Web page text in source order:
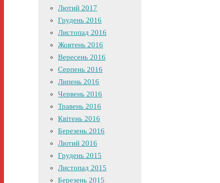
Лютий 2017
Грудень 2016
Листопад 2016
Жовтень 2016
Вересень 2016
Серпень 2016
Липень 2016
Червень 2016
Травень 2016
Квітень 2016
Березень 2016
Лютий 2016
Грудень 2015
Листопад 2015
Березень 2015